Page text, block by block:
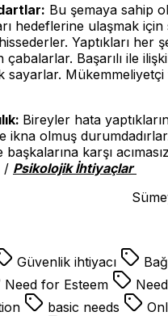
Bu şemaya sahip
hedeflerine ulaşmak için
Yaptıkları her
çabalarlar. Başarılı ile
sayarlar. Mükemmeliyetçi
Bireyler hata
ikna olmuş
karşı
/ Psikolojik İhtiyaçlar
Güvenlik ihtiyacı
Need for Esteem
basic needs